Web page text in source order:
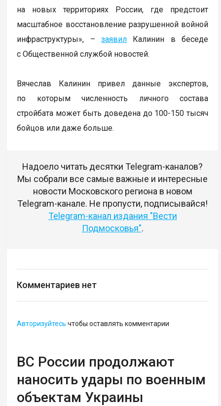
на новых территориях России, где предстоит
масштабное восстановление разрушенной войной
инфраструктуры», –заявил Калинин в беседе
с Общественной службой новостей.
Вячеслав Калинин привел данные экспертов,
по которым численность личного состава
стройбата может быть доведена до 100-150 тысяч
бойцов или даже больше.
Надоело читать десятки Telegram-каналов?
Мы собрали все самые важные и интересные
новости Московского региона в новом
Telegram-канале. Не пропусти, подписывайся!
Telegram-канал издания "Вести
Подмосковья".
Комментариев нет
Авторизуйтесь чтобы оставлять комментарии
ВС России продолжают
наносить удары по военным
объектам Украины